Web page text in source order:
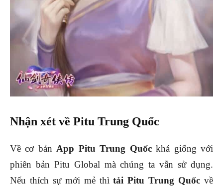
Nhận xét về Pitu Trung Quốc
Về cơ bản App Pitu Trung Quốckhá giống với
phiên bản Pitu Global mà chúng ta vẫn sử dụng.
Nếu thích sự mới mẻ thìtải Pitu Trung Quốc về